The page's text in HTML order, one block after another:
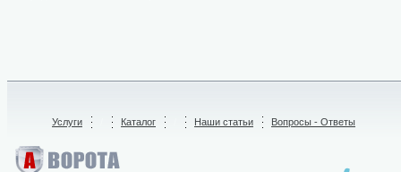
Услуги Каталог Наши статьи Вопросы - Ответы